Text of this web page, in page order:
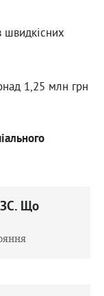
швидкісних
1,25 млн грн
Що